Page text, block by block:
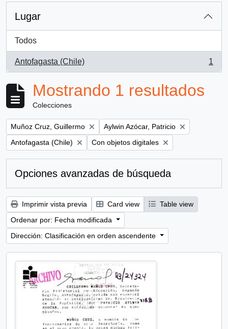
Lugar
Todos
Antofagasta (Chile)
, 1 resultados
1
Mostrando 1 resultados
Colecciones
Remove filter:
Muñoz Cruz, Guillermo Remove filter:
Aylwin Azócar, Patricio
Remove filter:
Antofagasta (Chile) Remove filter:
Con objetos digitales
Opciones avanzadas de búsqueda
Imprimir vista previa Card view
Table view
Ordenar por: Fecha modificada
Dirección: Clasificación en orden ascendente